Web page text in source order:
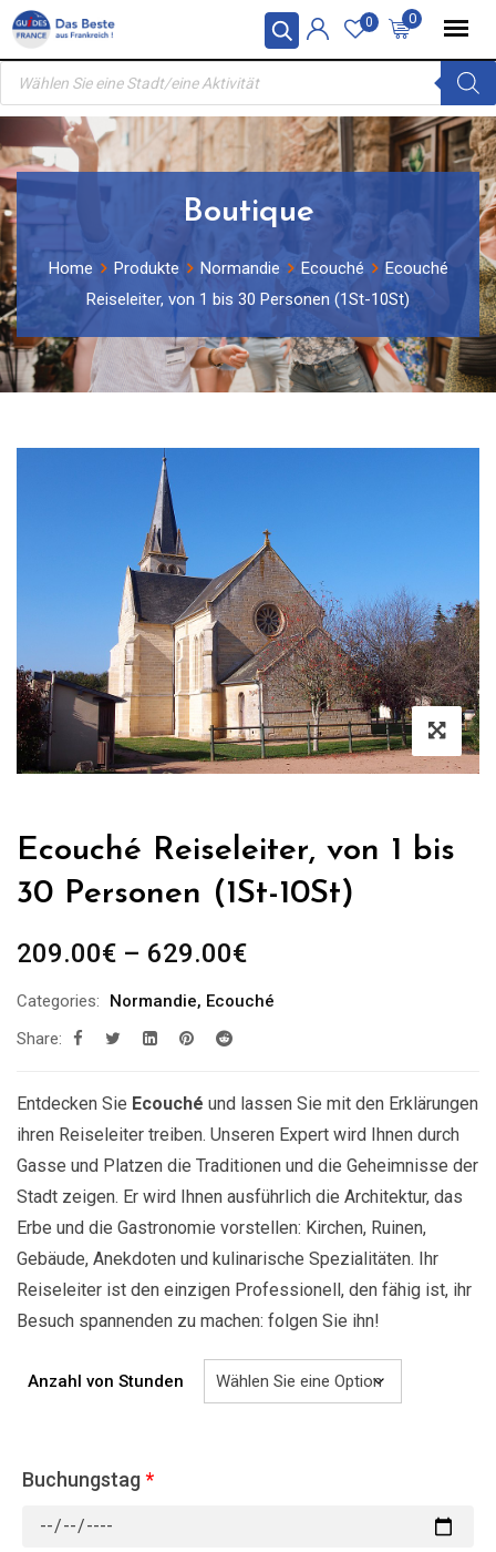
Skip
content
0
0
Products
search
Boutique
Home Produkte Normandie Ecouché
Ecouché
Reiseleiter, von 1 bis 30 Personen (1St-10St)
Ecouché Reiseleiter, von 1 bis
30 Personen (1St-10St)
209.00€ – 629.00€Preisspanne:
bis
Categories: Normandie, Ecouché
Share:
Entdecken Sie Ecouché und lassen Sie mit den Erklärungen
ihren Reiseleiter treiben. Unseren Expert wird Ihnen durch
Gasse und Platzen die Traditionen und die Geheimnisse der
Stadt zeigen. Er wird Ihnen ausführlich die Architektur, das
Erbe und die Gastronomie vorstellen: Kirchen, Ruinen,
Gebäude, Anekdoten und kulinarische Spezialitäten. Ihr
Reiseleiter ist den einzigen Professionell, den fähig ist, ihr
Besuch spannenden zu machen: folgen Sie ihn!
Anzahl von Stunden
Buchungstag*